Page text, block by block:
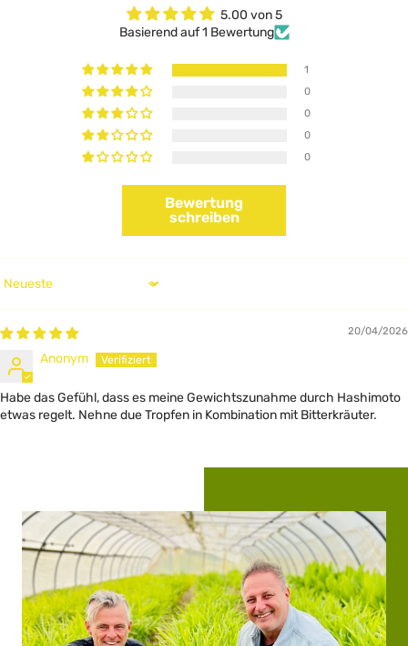
5.00 von 5
Basierend auf 1 Bewertung
1
0
0
0
0
Bewertung
schreiben
Sort by
20/04/2026
Anonym
Habe das Gefühl, dass es meine Gewichtszunahme durch Hashimoto
etwas regelt. Nehne due Tropfen in Kombination mit Bitterkräuter.